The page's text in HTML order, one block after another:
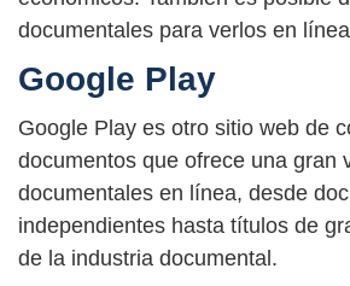
documentales para verlos en
Google Play
Google Play es otro sitio web de
documentos que ofrece una gran
documentales en línea, desde
independientes hasta títulos de
de la industria documental.